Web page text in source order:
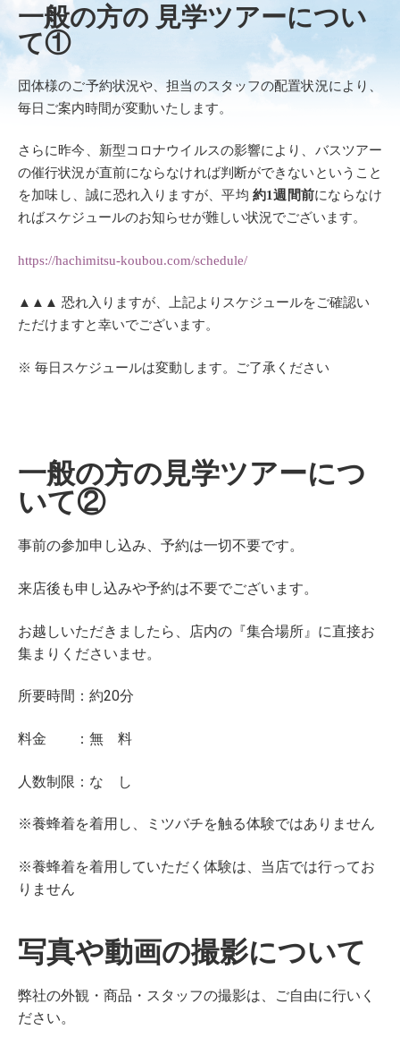
一般の方の 見学ツアーについ
て①
団体様のご予約状況や、担当のスタッフの配置状況により、
毎日ご案内時間が変動いたします。
さらに昨今、新型コロナウイルスの影響により、バスツアー
の催行状況が直前にならなければ判断ができないということ
を加味し、誠に恐れ入りますが、平均 約1週間前にならなけ
ればスケジュールのお知らせが難しい状況でございます。
https://hachimitsu-koubou.com/schedule/
▲▲▲ 恐れ入りますが、上記よりスケジュールをご確認い
ただけますと幸いでございます。
※ 毎日スケジュールは変動します。ご了承ください
一般の方の見学ツアーにつ
いて②
事前の参加申し込み、予約は一切不要です。
来店後も申し込みや予約は不要でございます。
お越しいただきましたら、店内の『集合場所』に直接お
集まりくださいませ。
所要時間：約20分
料金 ：無 料
人数制限：な し
※養蜂着を着用し、ミツバチを触る体験ではありません
※養蜂着を着用していただく体験は、当店では行ってお
りません
写真や動画の撮影について
弊社の外観・商品・スタッフの撮影は、ご自由に行いく
ださい。